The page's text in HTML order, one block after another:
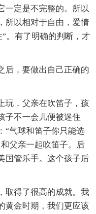
一定是不完整的。所以
所以相对于自由，爱情
。有了明确的判断，才
后，要做出自己正确的
玩，父亲在吹笛子，孩
子不一会儿便被迷住
“气球和笛子你只能选
父亲一起吹笛子。后
国管乐手。这个孩子后
取得了很高的成就。我
黄金时期，我们更应该